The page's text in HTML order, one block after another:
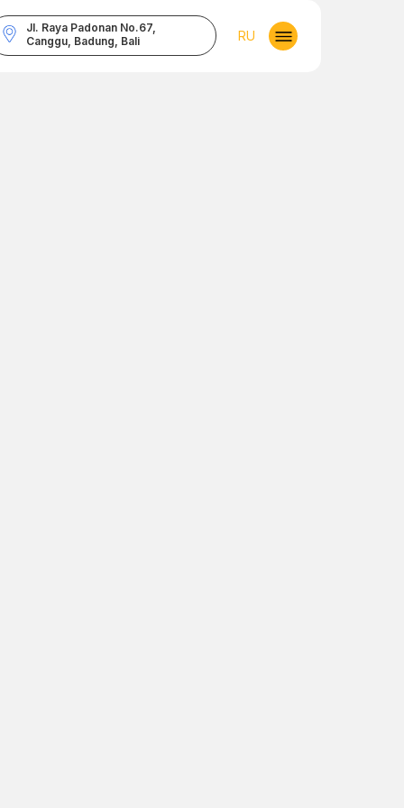
Jl. Raya Padonan No.67,
Canggu, Badung, Bali
RU